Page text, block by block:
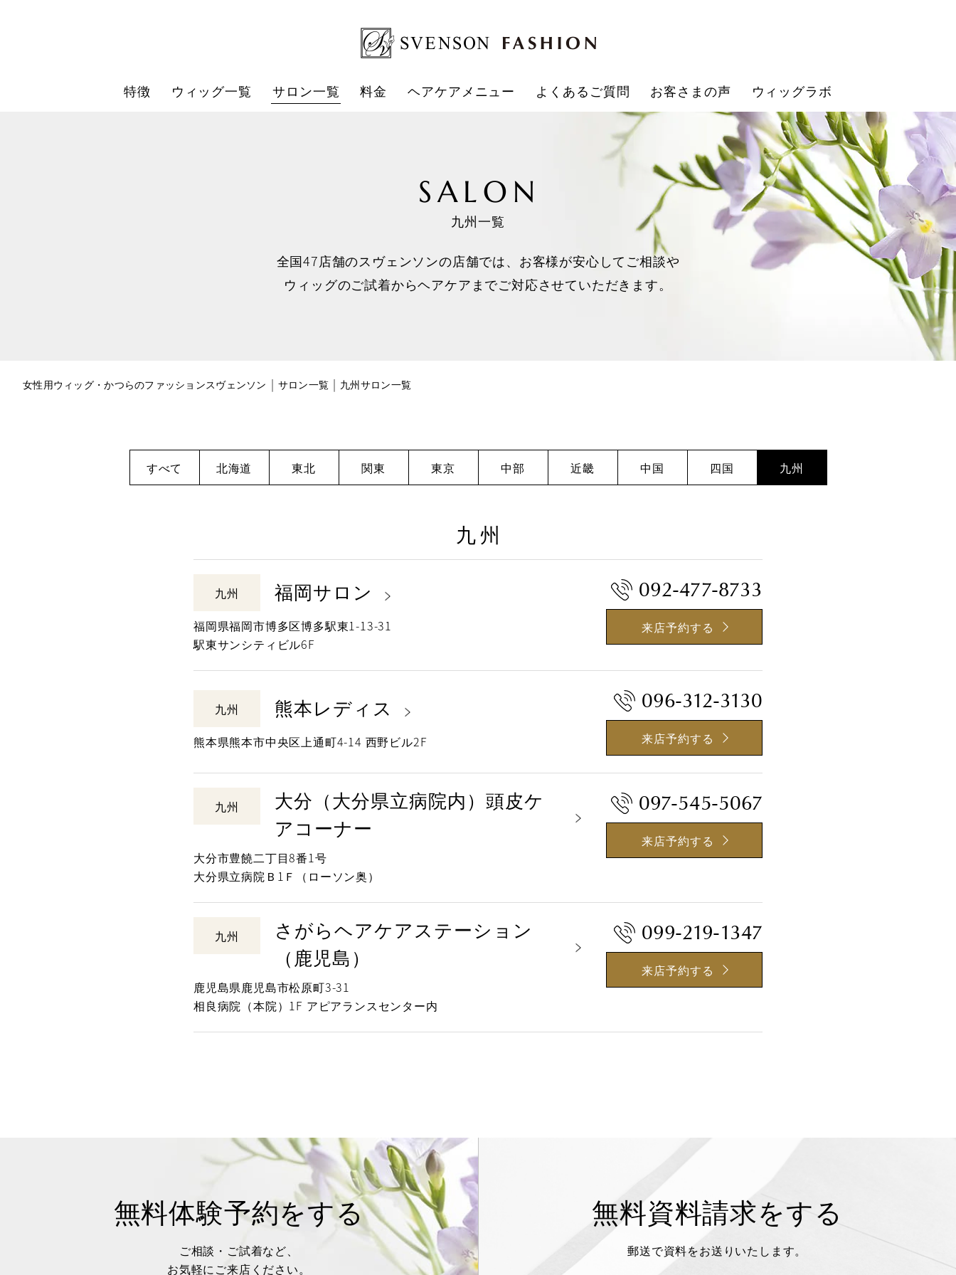
特徴 ウィッグ一覧 サロン一覧 料金 ヘアケアメニュー よくあるご質問 お客さまの声 ウィッグラボ
SALON
九州一覧
全国47店舗のスヴェンソンの店舗では、お客様が安心してご相談や
ウィッグのご試着からヘアケアまでご対応させていただきます。
女性用ウィッグ・かつらのファッションスヴェンソン サロン一覧 九州サロン一覧
すべて 北海道 東北 関東 東京 中部 近畿 中国 四国 九州
九州
九州 福岡サロン
福岡県福岡市博多区博多駅東1-13-31
駅東サンシティビル6F
092-477-8733
来店予約する
九州 熊本レディス
熊本県熊本市中央区上通町4-14 西野ビル2F
096-312-3130
来店予約する
九州
大分（大分県立病院内）頭皮ケ
アコーナー
大分市豊饒二丁目8番1号
大分県立病院Ｂ1Ｆ（ローソン奥）
097-545-5067
来店予約する
九州
さがらヘアケアステーション
（鹿児島）
鹿児島県鹿児島市松原町3-31
相良病院（本院）1F アピアランスセンター内
099-219-1347
来店予約する
無料体験予約をする
ご相談・ご試着など、
お気軽にご来店ください。
無料資料請求をする
郵送で資料をお送りいたします。